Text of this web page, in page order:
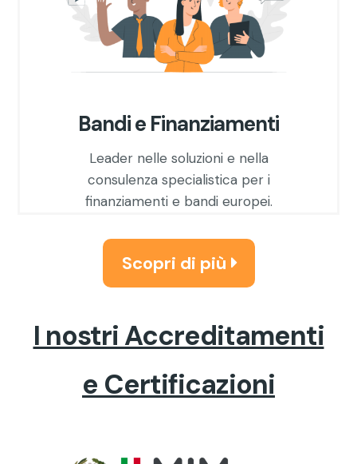
Bandi e Finanziamenti
Leader nelle soluzioni e nella
consulenza specialistica per i
finanziamenti e bandi europei.
Scopri di più
I nostri Accreditamenti
e Certificazioni